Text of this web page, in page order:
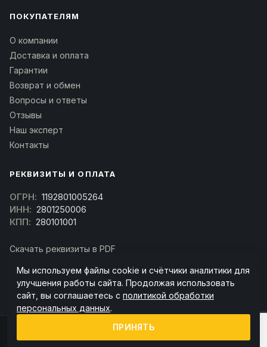
ПОКУПАТЕЛЯМ
О компании
Доставка и оплата
Гарантии
Возврат и обмен
Вопросы и ответы
Отзывы
Наш эксперт
Контакты
РЕКВИЗИТЫ И ОПЛАТА
ОГРН: 1192801005264
ИНН: 2801250006
КПП: 280101001
Скачать реквизиты в PDF
(Скачать договор)
Мы используем файлы cookie и счётчики аналитики для
улучшения работы сайта. Продолжая использовать
сайт, вы соглашаетесь с политикой обработки
персональных данных.
ПРИНЯТЬ